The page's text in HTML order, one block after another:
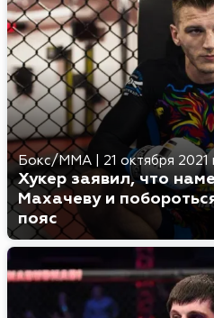
Бокс/MMA 21 октября 2021
Хукер заявил, что
Махачеву и
пояс